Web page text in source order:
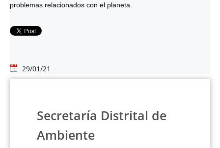
problemas relacionados con el planeta.
29/01/21
Secretaría Distrital de
Ambiente